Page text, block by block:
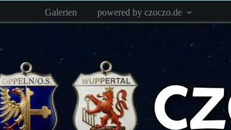
springen
Galerien powered by czoczo.de